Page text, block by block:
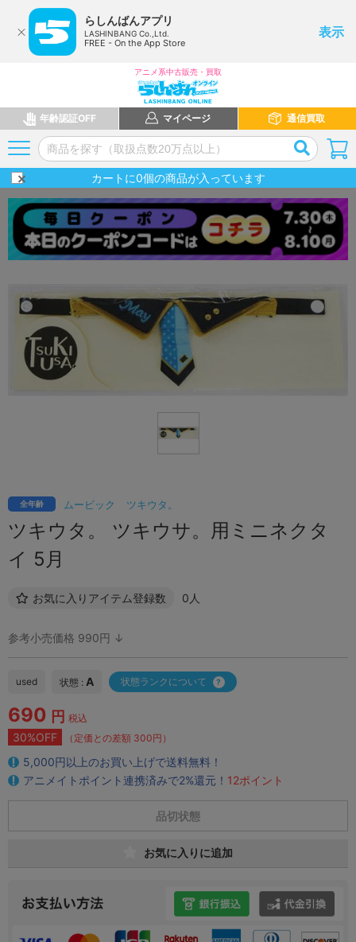
らしんばんアプリ
LASHINBANG Co.,Ltd.
FREE - On the App Store
表示
アニメ系中古販売・買取
年齢認証OFF マイページ 通信買取
カートに0個の商品が入っています
ムービック ツキウタ。
全年齢
ツキウタ。 ツキウサ。用ミニネクタ
イ 5月
お気に入りアイテム登録数 0人
参考小売価格 990円 ↓
used 状態 : A 状態ランクについて
690 円 税込
30%OFF （定価との差額 300円）
5,000円以上のお買い上げで送料無料！
アニメイトポイント連携済みで2%還元！ 12ポイント
品切状態
お気に入りに追加